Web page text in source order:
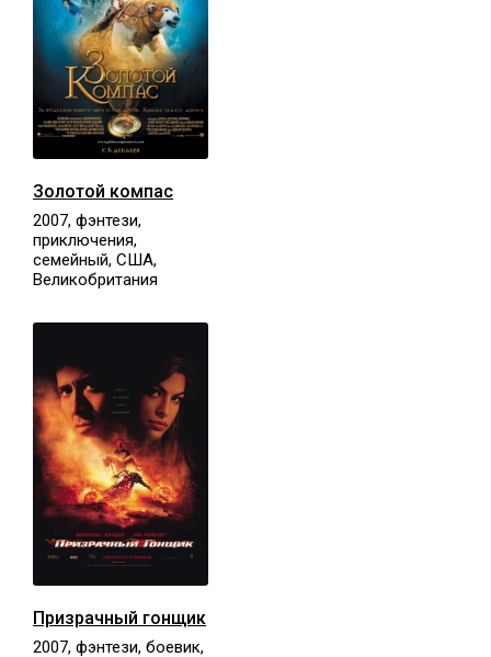
Золотой компас
2007, фэнтези,
приключения,
семейный, США,
Великобритания
Призрачный гонщик
2007, фэнтези, боевик,